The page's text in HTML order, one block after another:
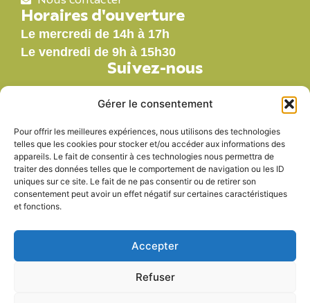
Gérer le consentement
Pour offrir les meilleures expériences, nous utilisons des technologies
telles que les cookies pour stocker et/ou accéder aux informations des
appareils. Le fait de consentir à ces technologies nous permettra de
traiter des données telles que le comportement de navigation ou les ID
uniques sur ce site. Le fait de ne pas consentir ou de retirer son
consentement peut avoir un effet négatif sur certaines caractéristiques
et fonctions.
Accepter
Refuser
Horaires d'ouverture
Le mercredi de 14h à 17h
Le vendredi de 9h à 15h30
Suivez-nous
Nos labels